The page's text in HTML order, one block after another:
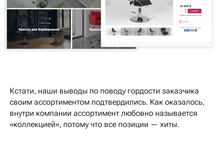
Кстати, наши выводы по поводу гордости заказчика
своим ассортиментом подтвердились. Как оказалось,
внутри компании ассортимент любовно называется
«коллекцией», потому что все позиции — хиты.